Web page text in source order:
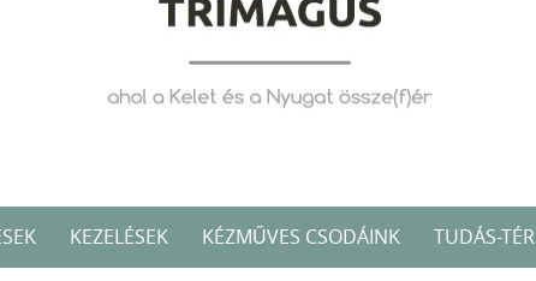
KEZELÉSEK KÉZMŰVES CSODÁINK TUDÁS-TÉR